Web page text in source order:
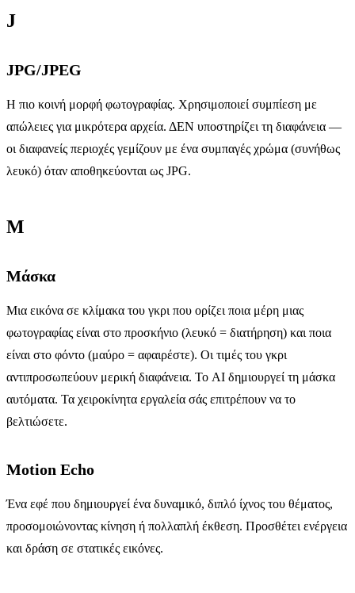
J
JPG/JPEG
Η πιο κοινή μορφή φωτογραφίας. Χρησιμοποιεί συμπίεση με
απώλειες για μικρότερα αρχεία. ΔΕΝ υποστηρίζει τη διαφάνεια —
οι διαφανείς περιοχές γεμίζουν με ένα συμπαγές χρώμα (συνήθως
λευκό) όταν αποθηκεύονται ως JPG.
Μ
Μάσκα
Μια εικόνα σε κλίμακα του γκρι που ορίζει ποια μέρη μιας
φωτογραφίας είναι στο προσκήνιο (λευκό = διατήρηση) και ποια
είναι στο φόντο (μαύρο = αφαιρέστε). Οι τιμές του γκρι
αντιπροσωπεύουν μερική διαφάνεια. Το AI δημιουργεί τη μάσκα
αυτόματα. Τα χειροκίνητα εργαλεία σάς επιτρέπουν να το
βελτιώσετε.
Motion Echo
Ένα εφέ που δημιουργεί ένα δυναμικό, διπλό ίχνος του θέματος,
προσομοιώνοντας κίνηση ή πολλαπλή έκθεση. Προσθέτει ενέργεια
και δράση σε στατικές εικόνες.